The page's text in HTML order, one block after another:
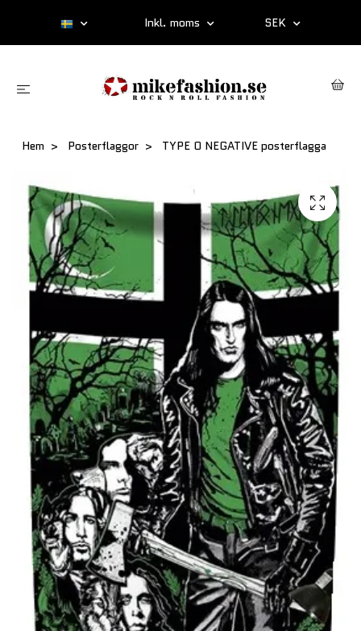
Inkl. moms SEK
Hem Posterflaggor TYPE O NEGATIVE posterflagga